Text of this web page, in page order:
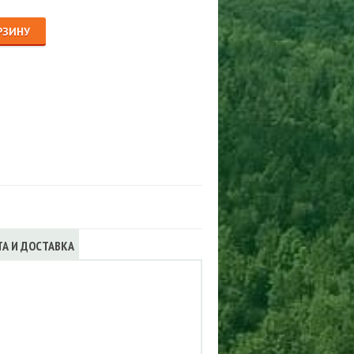
ТРУСЫ
ЮБКИ, ПЛАТЬЯ
И ДОСТАВКА